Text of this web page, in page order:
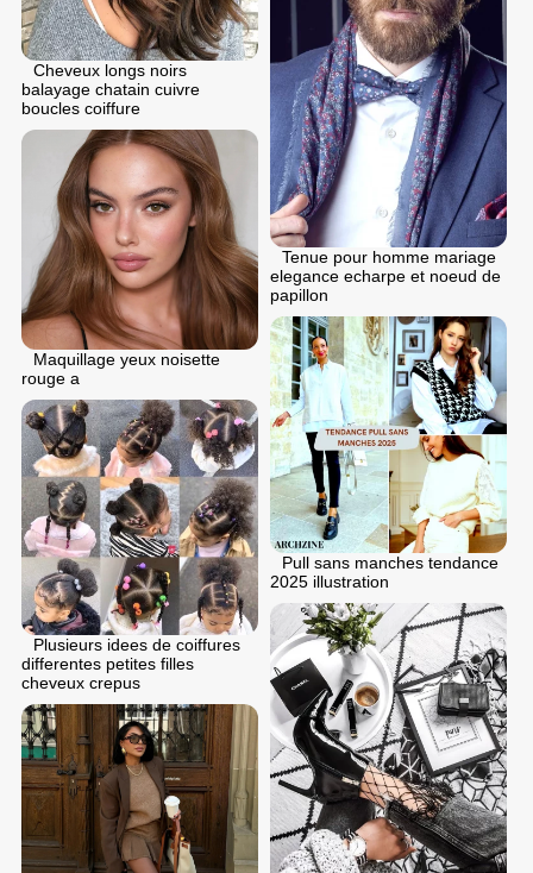
Cheveux longs noirs
balayage chatain cuivre
boucles coiffure
Tenue pour homme mariage
elegance echarpe et noeud de
papillon
Maquillage yeux noisette
rouge a
Pull sans manches tendance
2025 illustration
Plusieurs idees de coiffures
differentes petites filles
cheveux crepus